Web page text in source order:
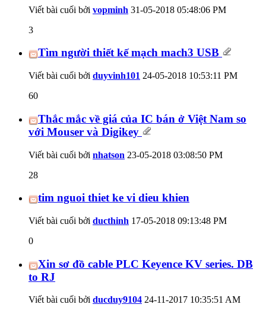
Viết bài cuối bởi vopminh 31-05-2018 05:48:06 PM
3
Tìm người thiết kế mạch mach3 USB
Viết bài cuối bởi duyvinh101 24-05-2018 10:53:11 PM
60
Thắc mắc về giá của IC bán ở Việt Nam so
với Mouser và Digikey
Viết bài cuối bởi nhatson 23-05-2018 03:08:50 PM
28
tim nguoi thiet ke vi dieu khien
Viết bài cuối bởi ducthinh 17-05-2018 09:13:48 PM
0
Xin sơ đồ cable PLC Keyence KV series. DB
to RJ
Viết bài cuối bởi ducduy9104 24-11-2017 10:35:51 AM